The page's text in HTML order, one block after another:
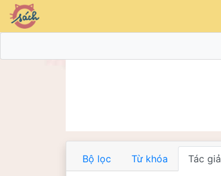
Bộ lọc Từ khóa Tác giả